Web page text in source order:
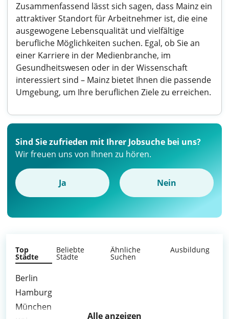
Zusammenfassend lässt sich sagen, dass Mainz ein
attraktiver Standort für Arbeitnehmer ist, die eine
ausgewogene Lebensqualität und vielfältige
berufliche Möglichkeiten suchen. Egal, ob Sie an
einer Karriere in der Medienbranche, im
Gesundheitswesen oder in der Wissenschaft
interessiert sind – Mainz bietet Ihnen die passende
Umgebung, um Ihre beruflichen Ziele zu erreichen.
Sind Sie zufrieden mit Ihrer Jobsuche bei uns?
Wir freuen uns von Ihnen zu hören.
Ja Nein
Top
Städte
Beliebte
Städte
Ähnliche
Suchen
Ausbildung
Berlin
Hamburg
München
Alle anzeigen